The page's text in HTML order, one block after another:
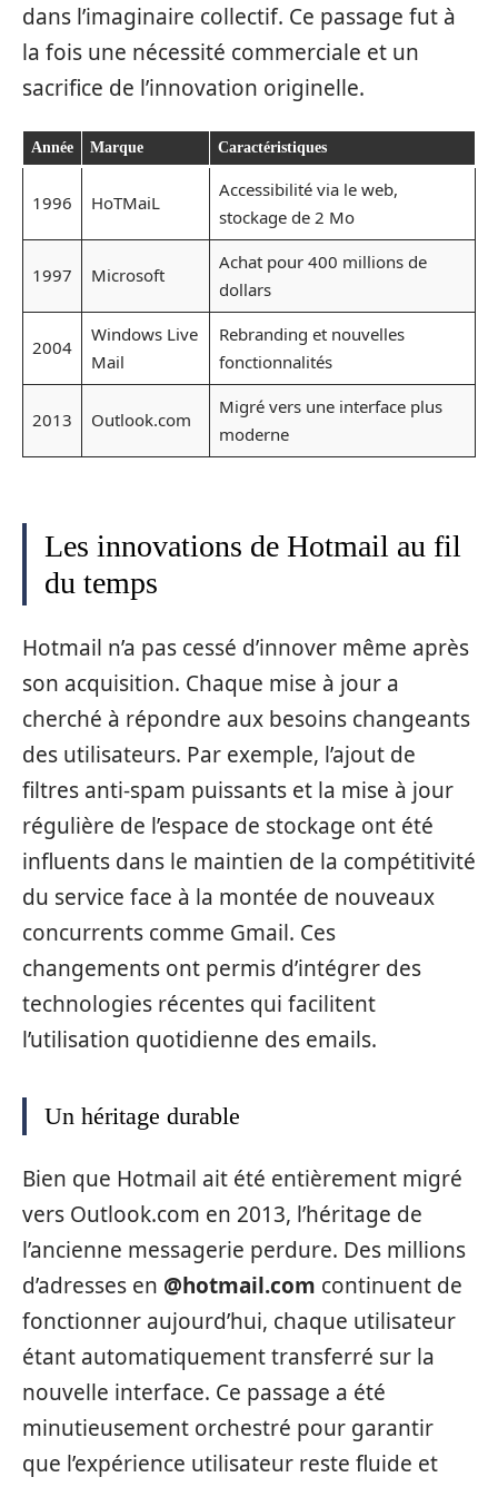
dans l’imaginaire collectif. Ce passage fut à
la fois une nécessité commerciale et un
sacrifice de l’innovation originelle.
Année Marque Caractéristiques
1996 HoTMaiL
Accessibilité via le web,
stockage de 2 Mo
1997 Microsoft
Achat pour 400 millions de
dollars
2004
Windows Live
Mail
Rebranding et nouvelles
fonctionnalités
2013 Outlook.com
Migré vers une interface plus
moderne
Les innovations de Hotmail au fil
du temps
Hotmail n’a pas cessé d’innover même après
son acquisition. Chaque mise à jour a
cherché à répondre aux besoins changeants
des utilisateurs. Par exemple, l’ajout de
filtres anti-spam puissants et la mise à jour
régulière de l’espace de stockage ont été
influents dans le maintien de la compétitivité
du service face à la montée de nouveaux
concurrents comme Gmail. Ces
changements ont permis d’intégrer des
technologies récentes qui facilitent
l’utilisation quotidienne des emails.
Un héritage durable
Bien que Hotmail ait été entièrement migré
vers Outlook.com en 2013, l’héritage de
l’ancienne messagerie perdure. Des millions
d’adresses en @hotmail.com continuent de
fonctionner aujourd’hui, chaque utilisateur
étant automatiquement transferré sur la
nouvelle interface. Ce passage a été
minutieusement orchestré pour garantir
que l’expérience utilisateur reste fluide et